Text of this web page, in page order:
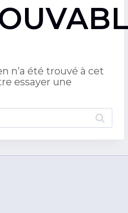
n’a été trouvé à cet
essayer une